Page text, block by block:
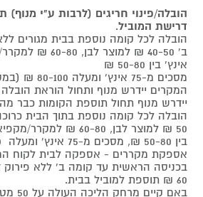
הובלה/פינוי חריגים (לרבות ע"י
דרישת המוביל.
הובלה לכל קומה נוספת בבית מגורים
אינץ' בין 50-80 ₪
מסכים מ-75 אינץ'
המקרים יידרש מנוף ותחול הוראת
יידרש מנוף תחול תוספת הקומות כבר
בין 50-80 ₪, מסכים מ-75 אינץ' ומעלה 80-100 ₪.
אספקת מקררים - אספקה לבית לקוח
בכניסה הראשית עד קומה ב' ללא פירוק
60 ₪ תוספת למוביל בבית.
באם